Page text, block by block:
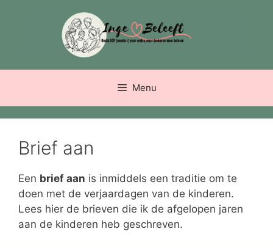
Menu
Brief aan
Een brief aan is inmiddels een traditie om te
doen met de verjaardagen van de kinderen.
Lees hier de brieven die ik de afgelopen jaren
aan de kinderen heb geschreven.